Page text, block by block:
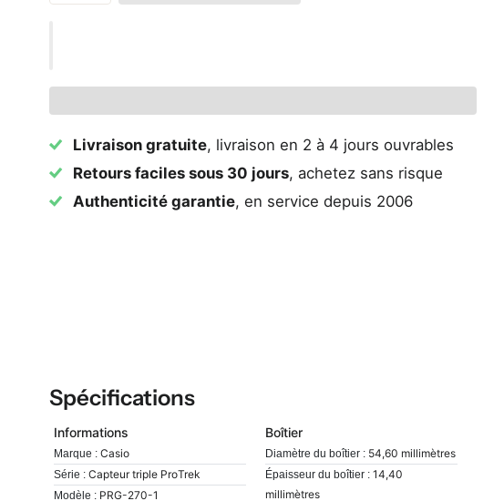
Livraison gratuite, livraison en 2 à 4 jours ouvrables
Retours faciles sous 30 jours, achetez sans risque
Authenticité garantie, en service depuis 2006
Spécifications
Informations
Marque : Casio
Série : Capteur triple ProTrek
Modèle : PRG-270-1
Boîtier
Diamètre du boîtier : 54,60 millimètres
Épaisseur du boîtier : 14,40
millimètres